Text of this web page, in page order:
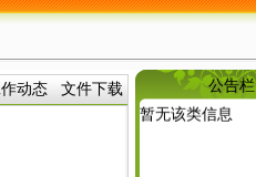
公告栏
暂无该类信息
动态 文件下载